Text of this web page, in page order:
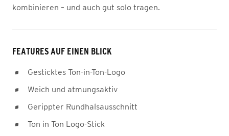
kombinieren – und auch gut solo tragen.
FEATURES AUF EINEN BLICK
Gesticktes Ton-in-Ton-Logo
Weich und atmungsaktiv
Gerippter Rundhalsausschnitt
Ton in Ton Logo-Stick